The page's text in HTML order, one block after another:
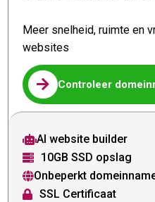
Meer snelheid, ruimte en
websites
 Controleer
AI website builder
 10GB SSD opslag
Onbeperkt
 SSL Certificaat